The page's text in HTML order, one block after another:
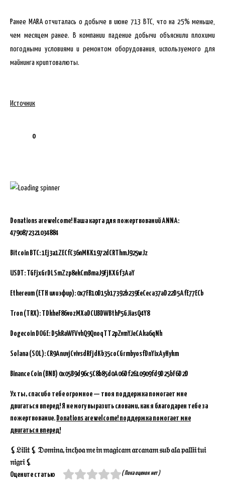
Ранее MARA отчиталась о добыче в июне 713 BTC, что на 25% меньше,
чем месяцем ранее. В компании падение добычи объяснили плохими
погодными условиями и ремонтом оборудования, используемого для
майнинга криптовалюты.
Источник
0
Donations are welcome! Наша карта для пожертвований ANNA:
4790872321034884
Bitcoin BTC:1Ej3a1ZECfC36nMKK1972dCRThmJ925wJz
USDT: TGFjxGrDLSmZzp8ekCmBmaJ9FjKXGf3AaY
Ethereum (ETH или эфир): 0x7FB10D15b17392b239EeCeca37aD22D5AfE77ECb
Tron (TRX): TDkheF86vozMXaDCUBDWBthP5GJiasQ4Y8
Dogecoin DOGE: D5kRaWFVvhQ9QnoqTT2pZvmYJeCAka6qNh
Solana (SOL): CR9AnuvjCvivsdRFjdKb35coCGrmbyosfDnYixAyHykm
Binance Coin (BNB) 0x05B9d96c5C8b85d0A06Df2610909fd9D25bF6D2D
Ух ты, спасибо тебе огромное — твоя поддержка помогает мне
двигаться вперед! Я не могу выразить словами, как я благодарен тебе за
пожертвование. Donations are welcome! поддержка помогает мне
двигаться вперед!
⚸𝔏𝔦𝔩𝔦𝔱 ⚸ 𝔇𝔬𝔪𝔦𝔫𝔞, 𝔦𝔫𝔠𝔥𝔬𝔞 𝔪𝔢 𝔦𝔫 𝔪𝔞𝔤𝔦𝔠𝔞𝔪 𝔞𝔯𝔠𝔞𝔫𝔞𝔪 𝔰𝔲𝔟 𝔞𝔩𝔞 𝔭𝔞𝔩𝔩𝔦𝔦 𝔱𝔲𝔦
𝔫𝔦𝔤𝔯𝔦 ⚸
Оцените статью
( Пока оценок нет )